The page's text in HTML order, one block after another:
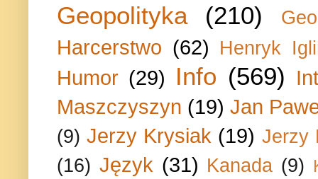
Geopolityka
(210)
Harcerstwo (62) Henryk
Humor (29) Info (569)
Maszczyszyn (19) Jan
(9) Jerzy Krysiak (19) Jerzy
(16) Język (31) Kanada (9)